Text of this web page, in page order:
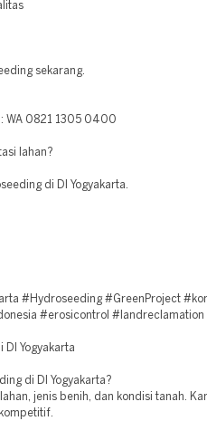
sekarang.
WA 0821 1305 0400
lahan?
di DI Yogyakarta.
#Hydroseeding #GreenProject
#erosicontrol #landreclamation
DI Yogyakarta
di DI Yogyakarta?
jenis benih, dan kondisi tanah.